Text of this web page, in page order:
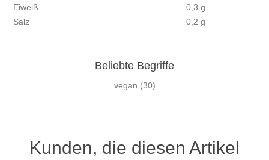
Eiweiß
0,3 g
Salz
0,2 g
Beliebte Begriffe
vegan (30)
Kunden, die diesen Artikel